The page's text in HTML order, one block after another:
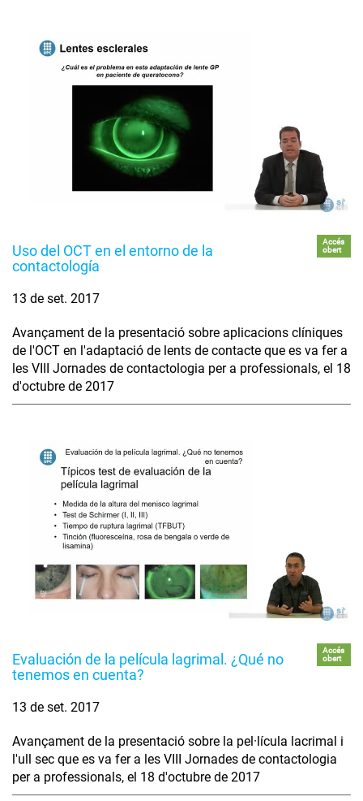
Uso del OCT en el entorno de la
contactología
Accés
obert
13 de set. 2017
Avançament de la presentació sobre aplicacions clíniques
de l'OCT en l'adaptació de lents de contacte que es va fer a
les VIII Jornades de contactologia per a professionals, el 18
d'octubre de 2017
Evaluación de la película lagrimal. ¿Qué no
tenemos en cuenta?
Accés
obert
13 de set. 2017
Avançament de la presentació sobre la pel·lícula lacrimal i
l'ull sec que es va fer a les VIII Jornades de contactologia
per a professionals, el 18 d'octubre de 2017